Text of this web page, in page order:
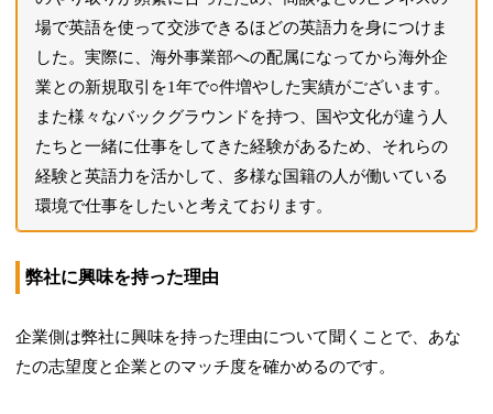
場で英語を使って交渉できるほどの英語力を身につけま
した。実際に、海外事業部への配属になってから海外企
業との新規取引を1年で○件増やした実績がございます。
また様々なバックグラウンドを持つ、国や文化が違う人
たちと一緒に仕事をしてきた経験があるため、それらの
経験と英語力を活かして、多様な国籍の人が働いている
環境で仕事をしたいと考えております。
弊社に興味を持った理由
企業側は弊社に興味を持った理由について聞くことで、あな
たの志望度と企業とのマッチ度を確かめるのです。